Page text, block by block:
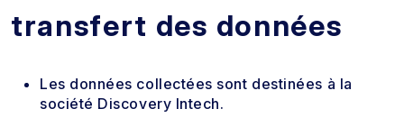
transfert des données
Les données collectées sont destinées à la
société Discovery Intech.